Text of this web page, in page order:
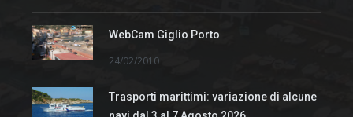
WebCam Giglio Porto
24/02/2010
Trasporti marittimi: variazione di alcune